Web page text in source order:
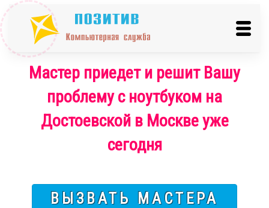
Мастер приедет и решит Вашу
проблему с ноутбуком на
Достоевской в Москве уже
сегодня
ВЫЗВАТЬ МАСТЕРА